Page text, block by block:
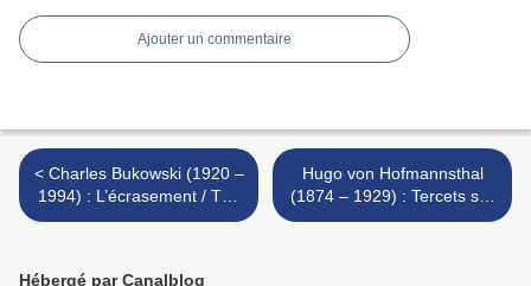
Ajouter un commentaire
< Charles Bukowski (1920 –
1994) : L’écrasement / The
crunch
Hugo von Hofmannsthal
(1874 – 1929) : Tercets sur
la mortalité / Terzinen über
Hébergé par Canalblog